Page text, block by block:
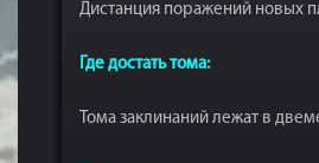
Дистанция поражений новых
Где достать тома:
Тома заклинаний лежат в